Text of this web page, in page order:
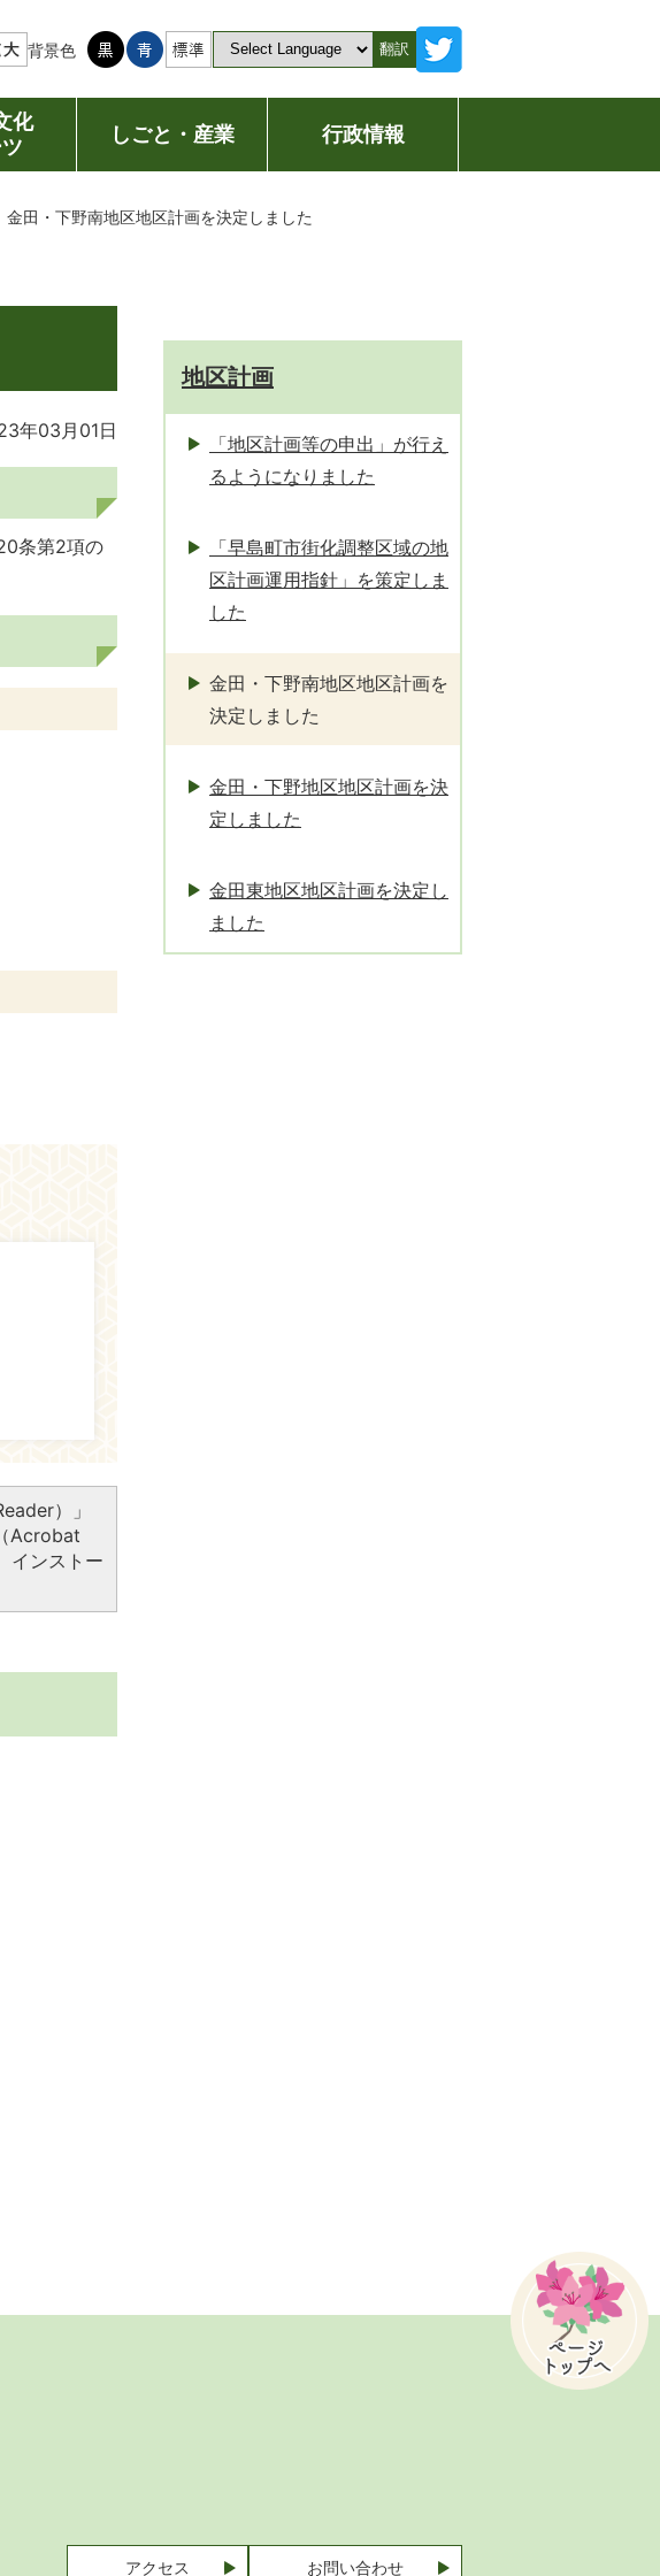
背景色 翻訳
化
しごと・産業 行政情報
金田・下野南地区地区計画を決定しました
年03月01日
条第2項の
）」
Acrobat
インストー
地区計画
「地区計画等の申出」が行え
るようになりました
「早島町市街化調整区域の地
区計画運用指針」を策定しま
した
金田・下野南地区地区計画を
決定しました
金田・下野地区地区計画を決
定しました
金田東地区地区計画を決定し
ました
アクセス お問い合わせ